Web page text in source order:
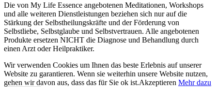
Die von My Life Essence angebotenen Meditationen, Workshops
und alle weiteren Dienstleistungen beziehen sich nur auf die
Stärkung der Selbstheilungskräfte und der Förderung von
Selbstliebe, Selbstglaube und Selbstvertrauen. Alle angebotenen
Produkte ersetzen NICHT die Diagnose und Behandlung durch
einen Arzt oder Heilpraktiker.
Wir verwenden Cookies um Ihnen das beste Erlebnis auf unserer
Website zu garantieren. Wenn sie weiterhin unsere Website nutzen,
gehen wir davon aus, dass das für Sie ok ist.Akzeptieren Mehr dazu